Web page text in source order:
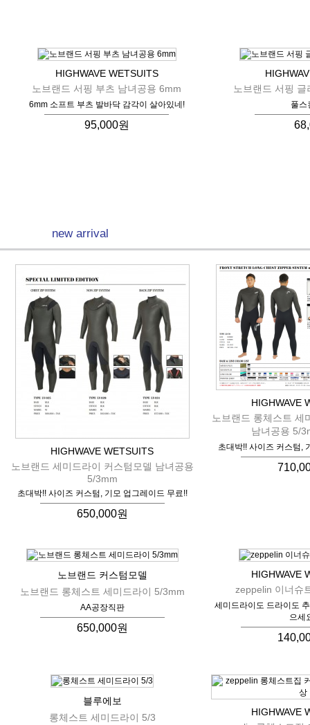
HIGHWAVE WETSUITS
노브랜드 서핑 부츠 남녀공용 6mm
6mm 소프트 부츠 발바닥 감각이 살아있네!
95,000원
노브랜드 서핑
풀스
new arrival
HIGHWAVE WETSUITS
노브랜드 세미드라이 커스텀모델 남녀공용
5/3mm
초대박!! 사이즈 커스텀, 기모 업그레이드 무료!!
650,000원
HIGHWAVE
노브랜드 롱체스트 세
남녀공용 5/
초대박!! 사이즈 커스텀,
노브랜드 커스텀모델
노브랜드 롱체스트 세미드라이 5/3mm
AA공장직판
650,000원
HIGHWAVE
zeppelin 이너슈
세미드라이도 드라이도
으세
블루에보
롱체스트 세미드라이 5/3
HIGHWAVE